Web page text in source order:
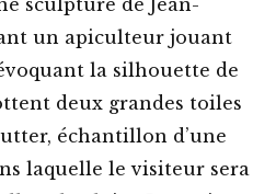
sculpture de Jean-
un apiculteur jouant
la silhouette de
deux grandes toiles
échantillon d’une
laquelle le visiteur sera